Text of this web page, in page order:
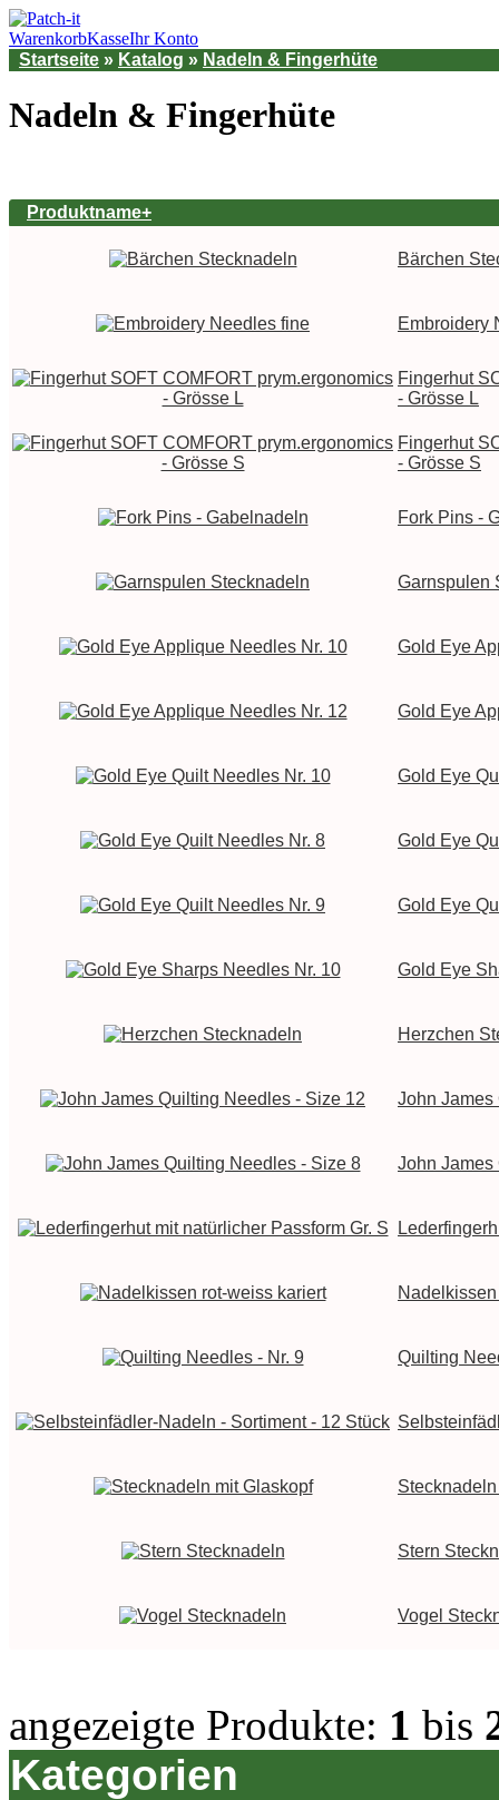
WarenkorbKasseIhr Konto
Startseite » Katalog » Nadeln & Fingerhüte
Nadeln & Fingerhüte
Produktname+
Bärchen
Embroidery
Fingerhut
- Grösse L
Fingerhut
- Grösse S
Fork Pins -
Garnspulen
Gold Eye
Gold Eye
Gold Eye
Gold Eye
Gold Eye
Gold Eye
Herzchen
John James
John James
Quilting
Stern
Vogel
angezeigte Produkte: 1 bis
Kategorien